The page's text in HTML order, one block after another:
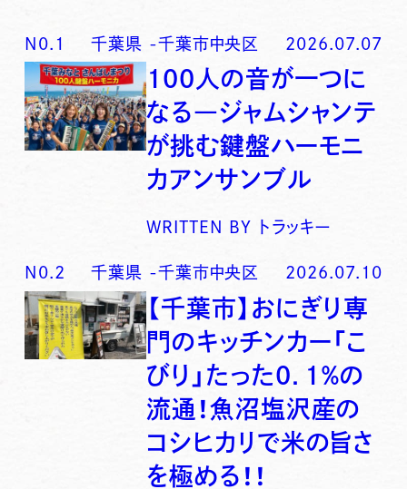
N0. 1 千葉県 -千葉市中央区 2026.07.07
100人の音が一つに
なる―ジャムシャンテ
が挑む鍵盤ハーモニ
カアンサンブル
WRITTEN BY トラッキー
N0. 2 千葉県 -千葉市中央区 2026.07.10
【千葉市】おにぎり専
門のキッチンカー「こ
びり」たった0．1％の
流通！魚沼塩沢産の
コシヒカリで米の旨さ
を極める！！